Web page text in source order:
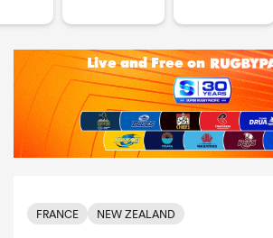
FRANCE NEW ZEALAND